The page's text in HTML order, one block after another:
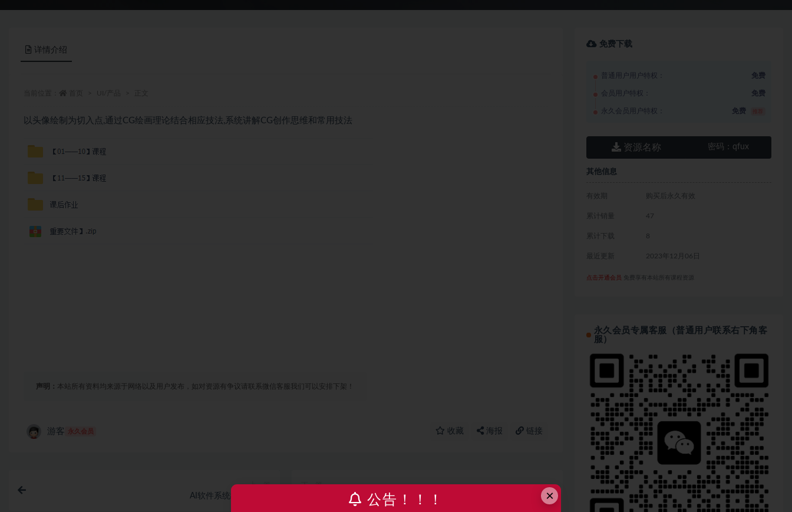
详情介绍
以头像绘制为切入点,通过CG绘画理论结合相应技法,系统讲解CG创作思维和常用技法
声明： 本站所有资料均来源于网络以及用户发布，如对资源有争议请联系微信客服我们可以安排下架！
游客 永久会员 收藏 海报 链接
上一篇
AI软件系统教程 | 完结
下一篇
噪点风格插画绘制 | 完结
免费下载
普通用户用户特权： 免费
会员用户特权： 免费
永久会员用户特权： 免费
资源名称 密码： qfux
其他信息
有效期 购买后永久有效
累计销量 47
累计下载 8
最近更新 2023年12月06日
点击开通会员 免费享有本站所有课程资源
永久会员专属客服（普通用户联系右下角客
服）
×
公告！！！